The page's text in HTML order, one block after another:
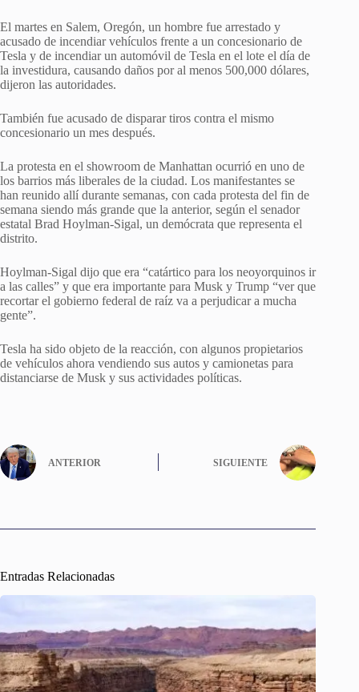
El martes en Salem, Oregón, un hombre fue arrestado y
acusado de incendiar vehículos frente a un concesionario de
Tesla y de incendiar un automóvil de Tesla en el lote el día de
la investidura, causando daños por al menos 500,000 dólares,
dijeron las autoridades.
También fue acusado de disparar tiros contra el mismo
concesionario un mes después.
La protesta en el showroom de Manhattan ocurrió en uno de
los barrios más liberales de la ciudad. Los manifestantes se
han reunido allí durante semanas, con cada protesta del fin de
semana siendo más grande que la anterior, según el senador
estatal Brad Hoylman-Sigal, un demócrata que representa el
distrito.
Hoylman-Sigal dijo que era “catártico para los neoyorquinos ir
a las calles” y que era importante para Musk y Trump “ver que
recortar el gobierno federal de raíz va a perjudicar a mucha
gente”.
Tesla ha sido objeto de la reacción, con algunos propietarios
de vehículos ahora vendiendo sus autos y camionetas para
distanciarse de Musk y sus actividades políticas.
ANTERIOR SIGUIENTE
Entradas Relacionadas